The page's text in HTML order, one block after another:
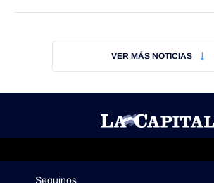
VER MÁS NOTICIAS
Seguinos